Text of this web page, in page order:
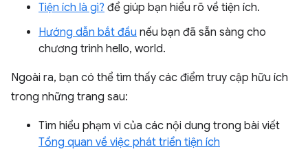
Tiện ích là gì? để giúp bạn hiểu rõ về tiện ích.
Hướng dẫn bắt đầu nếu bạn đã sẵn sàng cho
chương trình hello, world.
Ngoài ra, bạn có thể tìm thấy các điểm truy cập hữu ích
trong những trang sau:
Tìm hiểu phạm vi của các nội dung trong bài viết
Tổng quan về việc phát triển tiện ích